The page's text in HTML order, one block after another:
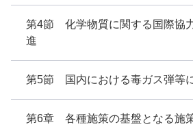
第4節 化学物質に関する国際協
進
第5節 国内における毒ガス弾等
第6章 各種施策の基盤となる施